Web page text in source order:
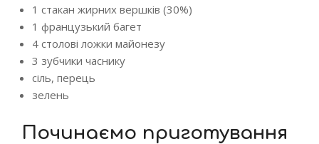
1 стакан жирних вершків (30%)
1 французький багет
4 столові ложки майонезу
3 зубчики часнику
сіль, перець
зелень
Починаємо приготування